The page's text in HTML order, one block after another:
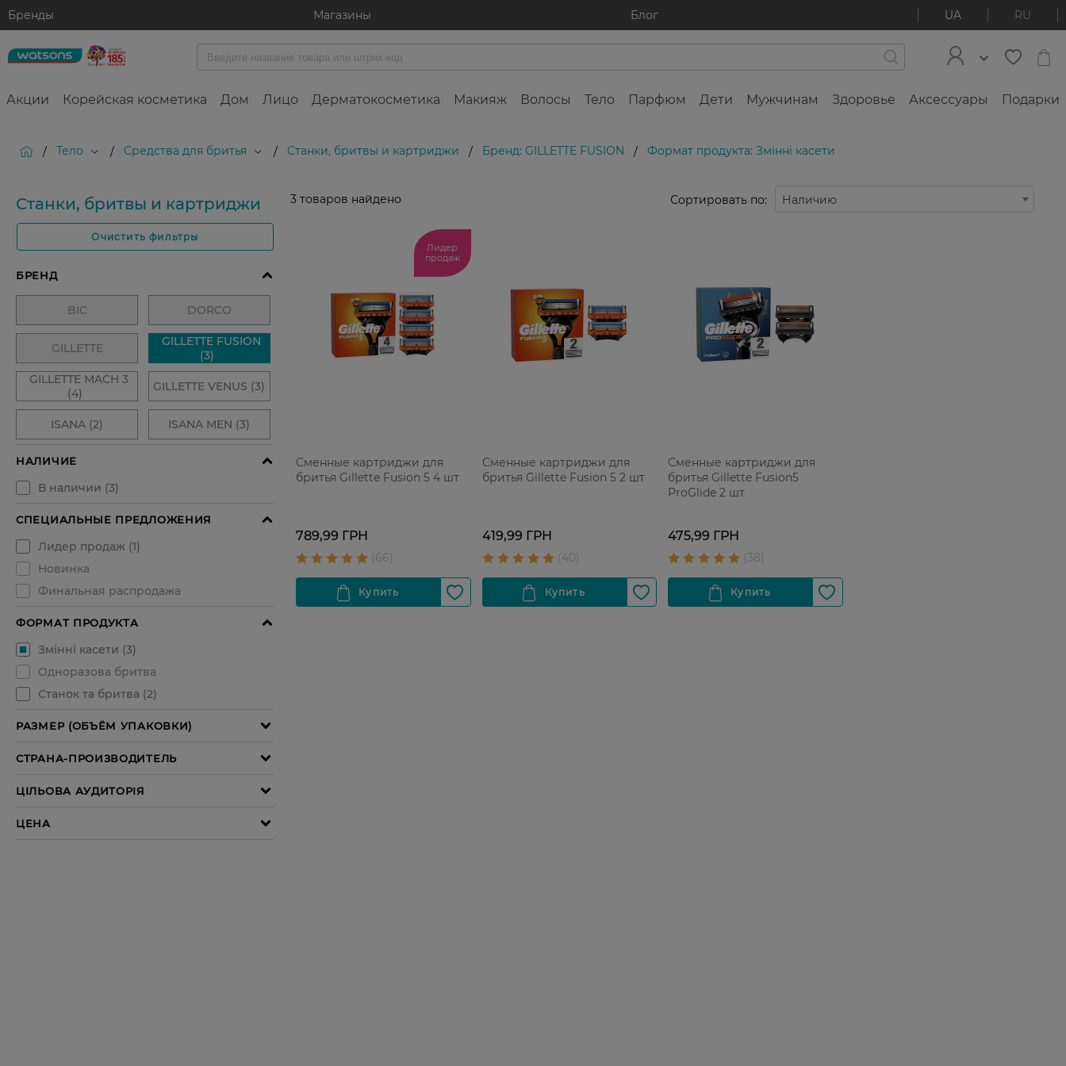
Бренды Магазины Блог UA RU
Акции Корейская косметика Дом Лицо Дерматокосметика Макияж Волосы Тело Парфюм Дети Мужчинам Здоровье Аксессуары Подарки
/ Тело / Средства для бритья / Станки, бритвы и картриджи / Бренд: GILLETTE FUSION / Формат продукта: Змінні касети
Станки, бритвы и картриджи
Очистить фильтры
3 товаров найдено Сортировать по: Наличию
Лидер
продаж
Сменные картриджи для
бритья Gillette Fusion 5 4 шт
789,99 ГРН
Сменные картриджи для
бритья Gillette Fusion 5 2 шт
419,99 ГРН
Сменные картриджи для
бритья Gillette Fusion5
ProGlide 2 шт
475,99 ГРН